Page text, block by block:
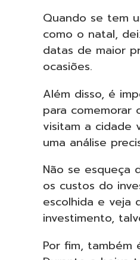
Quando se tem
como o natal,
datas de maior
ocasiões.
Além disso, é
para comemorar
visitam a cidade
uma análise
Não se esqueça
os custos do
escolhida e veja
investimento,
Por fim,